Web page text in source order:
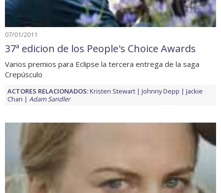
07/01/2011
37ª edicion de los People's Choice Awards
Varios premios para Eclipse la tercera entrega de la saga
Crepúsculo
ACTORES RELACIONADOS:Kristen Stewart Johnny Depp
Jackie
Chan
Adam Sandler